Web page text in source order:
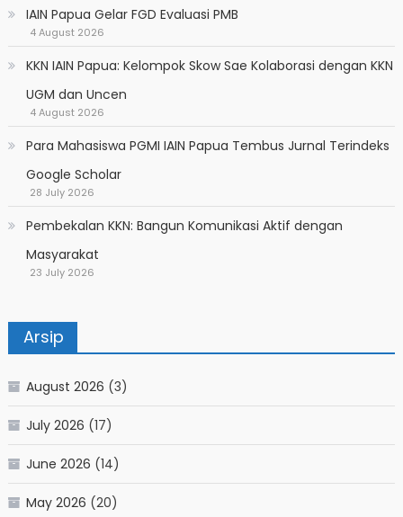
IAIN Papua Gelar FGD Evaluasi PMB
4 August 2026
KKN IAIN Papua: Kelompok Skow Sae Kolaborasi dengan KKN
UGM dan Uncen
4 August 2026
Para Mahasiswa PGMI IAIN Papua Tembus Jurnal Terindeks
Google Scholar
28 July 2026
Pembekalan KKN: Bangun Komunikasi Aktif dengan
Masyarakat
23 July 2026
Arsip
August 2026 (3)
July 2026 (17)
June 2026 (14)
May 2026 (20)